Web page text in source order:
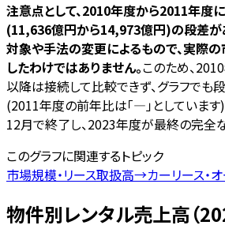
注意点として、2010年度から2011年度
(11,636億円から14,973億円)の段差が
対象や手法の変更によるもので、実際
したわけではありません。このため、
以降は接続して比較できず、グラフでも
(2011年度の前年比は「—」としていま
12月で終了し、2023年度が最終の完全
このグラフに関連するトピック
市場規模・リース取扱高→カーリース・
物件別レンタル売上高（